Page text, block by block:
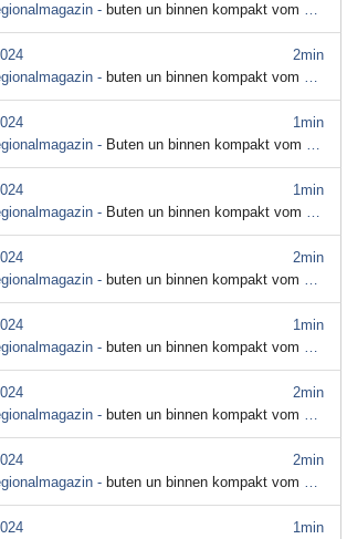
- buten un binnen kompakt vom 18. April
2min
- buten un binnen kompakt vom 17. April
1min
- Buten un binnen kompakt vom 16. April
1min
- Buten un binnen kompakt vom 15. April
2min
- buten un binnen kompakt vom 13. April
1min
- buten un binnen kompakt vom 12. April
2min
- buten un binnen kompakt vom 10. April
2min
- buten un binnen kompakt vom 9. April
1min